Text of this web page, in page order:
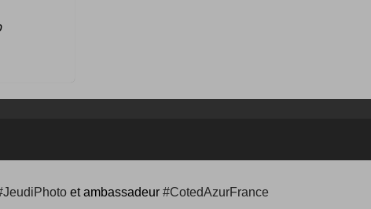
et ambassadeur #CotedAzurFrance